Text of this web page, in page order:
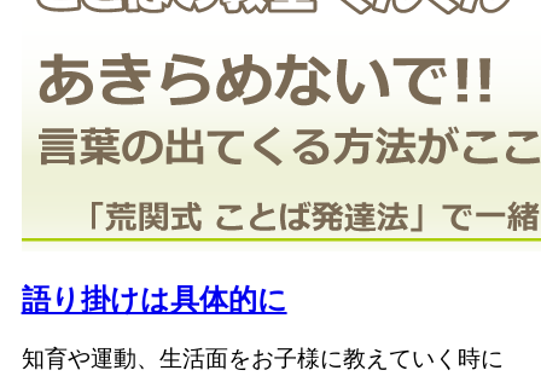
語り掛けは具体的に
知育や運動、生活面をお子様に教えていく時に